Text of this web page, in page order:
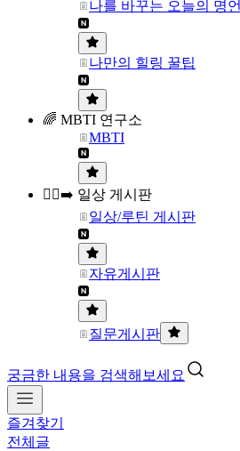
나를 바꾸는 오늘의 명언
나만의 힐링 꿀팁
🌈 MBTI 연구소
MBTI
🏃‍♀️‍➡️ 일상 게시판
일상/루틴 게시판
자유게시판
질문게시판
궁금한 내용을 검색해보세요
즐겨찾기
전체글